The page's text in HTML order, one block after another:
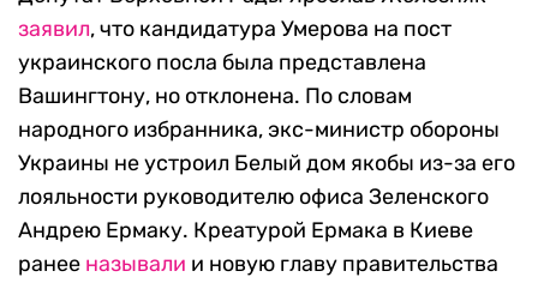
заявил, что кандидатура Умерова на пост
украинского посла была представлена
Вашингтону, но отклонена. По словам
народного избранника, экс-министр обороны
Украины не устроил Белый дом якобы из-за его
лояльности руководителю офиса Зеленского
Андрею Ермаку. Креатурой Ермака в Киеве
ранее называли и новую главу правительства